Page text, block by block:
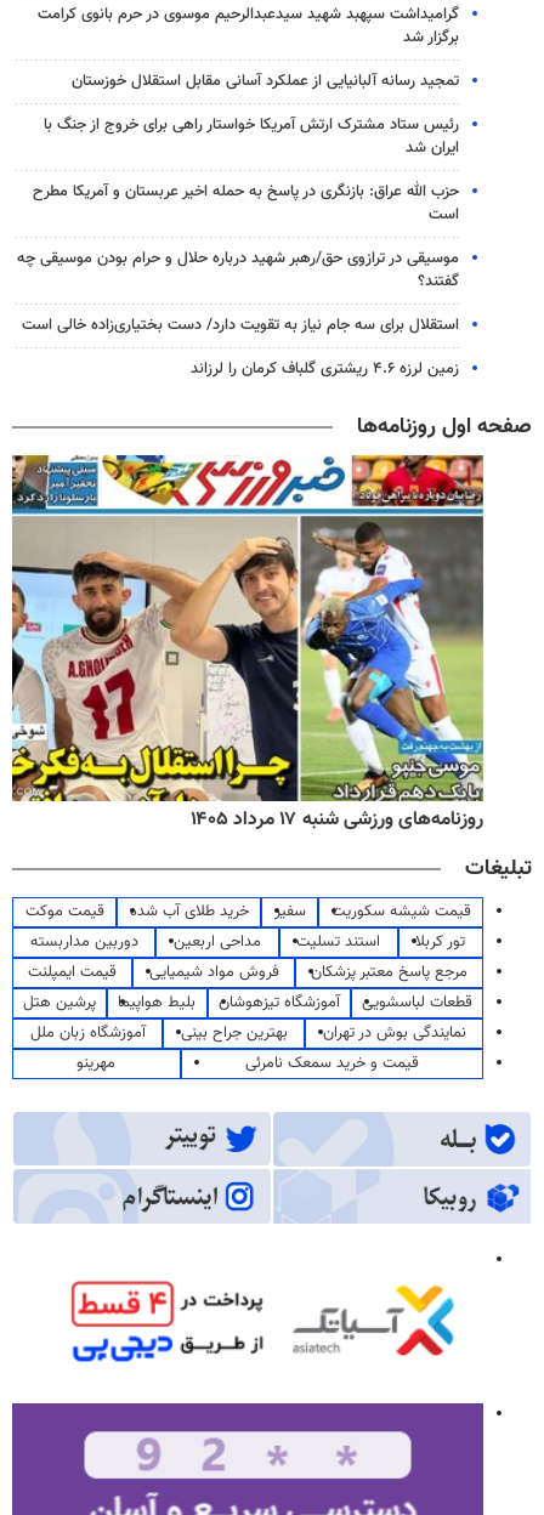
گرامیداشت سپهبد شهید سیدعبدالرحیم موسوی در حرم بانوی کرامت
برگزار شد
تمجید رسانه آلبانیایی از عملکرد آسانی مقابل استقلال خوزستان
رئیس ستاد مشترک ارتش آمریکا خواستار راهی برای خروج از جنگ با
ایران شد
حزب الله عراق: بازنگری در پاسخ به حمله اخیر عربستان و آمریکا مطرح
است
موسیقی در ترازوی حق/رهبر شهید درباره حلال و حرام بودن موسیقی چه
گفتند؟
استقلال برای سه جام نیاز به تقویت دارد/ دست بختیاری‌زاده خالی است
زمین لرزه ۴.۶ ریشتری گلباف کرمان را لرزاند
صفحه اول روزنامه‌ها
روزنامه‌های صبح شنبه ۱۷ مرداد ۱۴۰۵
تبلیغات
قیمت شیشه سکوریت سفیر خرید طلای آب شده
قیمت موکت
تور کربلا
استند تسلیت مداحی اربعین
دوربین مداربسته
مرجع پاسخ معتبر پزشکان
فروش مواد شیمیایی
قیمت ایمپلنت
قطعات لباسشویی
آموزشگاه تیزهوشان بلیط هواپیما
پرشین هتل
نمایندگی بوش در تهران
بهترین جراح بینی
آموزشگاه زبان ملل
قیمت و خرید سمعک نامرئی
مهرینو